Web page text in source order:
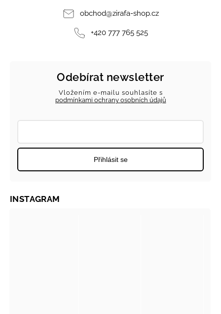
obchod@zirafa-shop.cz
+420 777 765 525
Odebírat newsletter
Vložením e-mailu souhlasíte s
podmínkami ochrany osobních údajů
Přihlásit se
INSTAGRAM